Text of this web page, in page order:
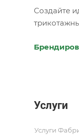
Создайте
Услуги
Услуги